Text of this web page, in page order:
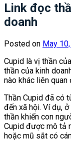
Link đọc
doanh
Posted on May
Cupid là vị thần
thần của kinh
nào khác liên quan
Thần Cupid đã có
đến xã hội. Ví dụ,
thần khiến con
Cupid được mô tả
hoặc mũ sắt có